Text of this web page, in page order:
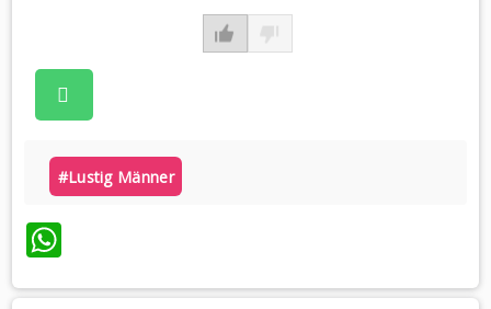
#lustig Männer
WhatsApp